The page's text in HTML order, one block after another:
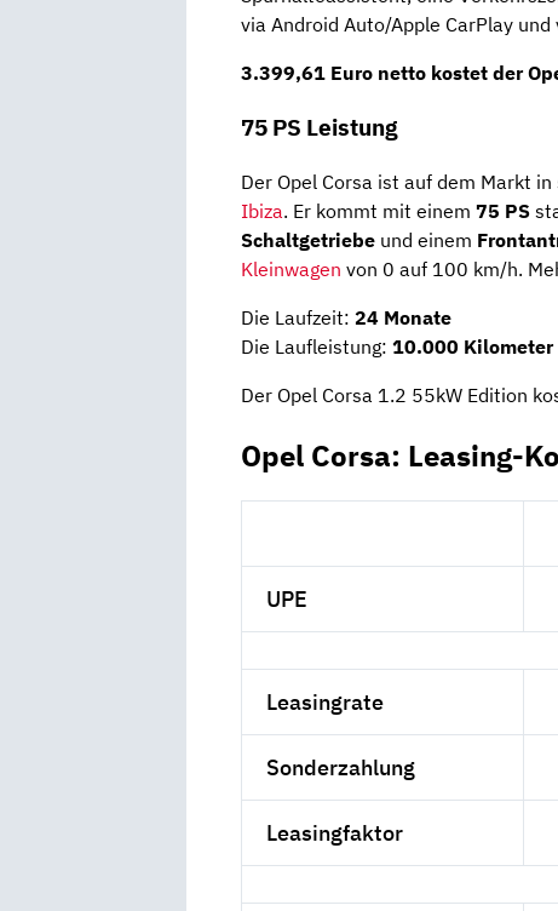
via Android Auto/Apple CarPlay und
3.399,61 Euro netto kostet der
75 PS Leistung
Der Opel Corsa ist auf dem Markt
Ibiza. Er kommt mit einem 75 PS
Schaltgetriebe und einem
Kleinwagen von 0 auf 100 km/h.
Die Laufzeit: 24 Monate
Die Laufleistung: 10.000 Kilometer
Der Opel Corsa 1.2 55kW Edition
Opel Corsa: Leasing-
UPE
Leasingrate
Sonderzahlung
Leasingfaktor